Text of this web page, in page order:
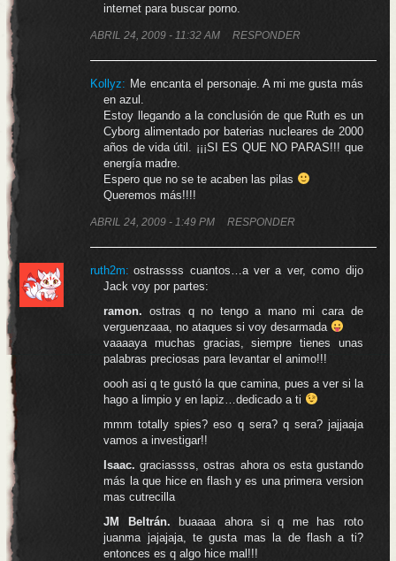
internet para buscar porno.
ABRIL 24, 2009 - 11:32 AM RESPONDER
Kollyz: Me encanta el personaje. A mi me gusta más
en azul.
Estoy llegando a la conclusión de que Ruth es un
Cyborg alimentado por baterias nucleares de 2000
años de vida útil. ¡¡¡SI ES QUE NO PARAS!!! que
energía madre.
Espero que no se te acaben las pilas
Queremos más!!!!
ABRIL 24, 2009 - 1:49 PM RESPONDER
ruth2m: ostrassss cuantos…a ver a ver, como dijo
Jack voy por partes:
ramon. ostras q no tengo a mano mi cara de
verguenzaaa, no ataques si voy desarmada
vaaaaya muchas gracias, siempre tienes unas
palabras preciosas para levantar el animo!!!
oooh asi q te gustó la que camina, pues a ver si la
hago a limpio y en lapiz…dedicado a ti
mmm totally spies? eso q sera? q sera? jajjaaja
vamos a investigar!!
Isaac.graciassss, ostras ahora os esta gustando
más la que hice en flash y es una primera version
mas cutrecilla
JM Beltrán.buaaaa ahora si q me has roto
juanma jajajaja, te gusta mas la de flash a ti?
entonces es q algo hice mal!!!